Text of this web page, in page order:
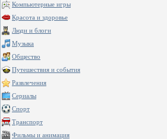
Компьютерные игры
Красота и здоровье
Люди и блоги
Музыка
Общество
Путешествия и события
Развлечения
Сериалы
Спорт
Транспорт
Фильмы и анимация